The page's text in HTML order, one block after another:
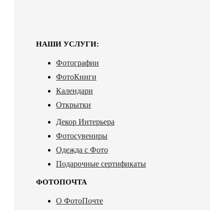
НАШИ УСЛУГИ:
Фотографии
ФотоКниги
Календари
Открытки
Декор Интерьера
Фотосувениры
Одежда с Фото
Подарочные сертификаты
ФОТОПОЧТА
О ФотоПочте